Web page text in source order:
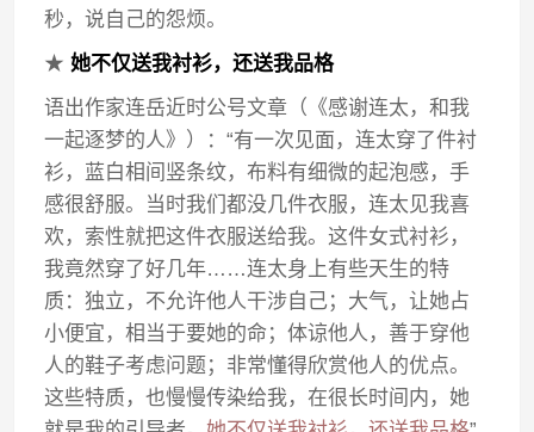
秒，说自己的怨烦。
★ 她不仅送我衬衫，还送我品格
语出作家连岳近时公号文章（《感谢连太，和我
一起逐梦的人》）：“有一次见面，连太穿了件衬
衫，蓝白相间竖条纹，布料有细微的起泡感，手
感很舒服。当时我们都没几件衣服，连太见我喜
欢，索性就把这件衣服送给我。这件女式衬衫，
我竟然穿了好几年……连太身上有些天生的特
质：独立，不允许他人干涉自己；大气，让她占
小便宜，相当于要她的命；体谅他人，善于穿他
人的鞋子考虑问题；非常懂得欣赏他人的优点。
这些特质，也慢慢传染给我，在很长时间内，她